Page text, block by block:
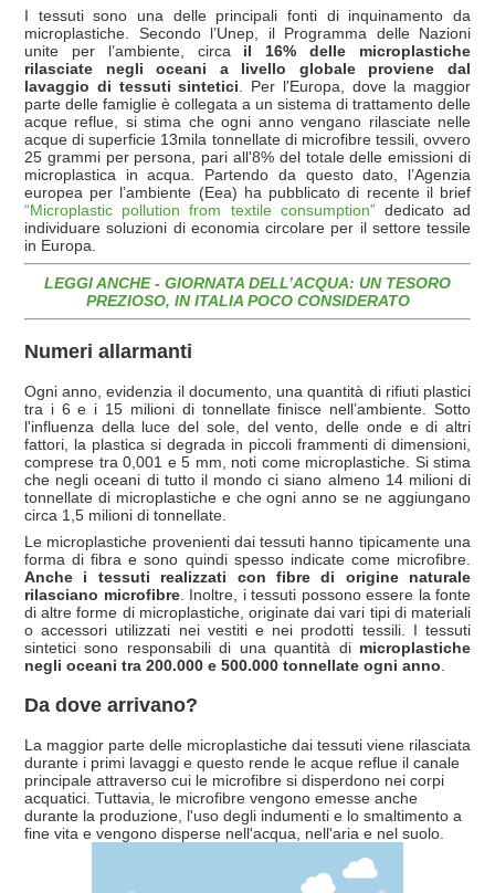
I tessuti sono una delle principali fonti di inquinamento da
microplastiche. Secondo l’Unep, il Programma delle Nazioni
unite per l’ambiente, circa il 16% delle microplastiche
rilasciate negli oceani a livello globale proviene dal
lavaggio di tessuti sintetici . Per l'Europa, dove la maggior
parte delle famiglie è collegata a un sistema di trattamento delle
acque reflue, si stima che ogni anno vengano rilasciate nelle
acque di superficie 13mila tonnellate di microfibre tessili, ovvero
25 grammi per persona, pari all'8% del totale delle emissioni di
microplastica in acqua. Partendo da questo dato, l’Agenzia
europea per l’ambiente (Eea) ha pubblicato di recente il brief
“Microplastic pollution from textile consumption”dedicato ad
individuare soluzioni di economia circolare per il settore tessile
in Europa.
LEGGI ANCHE - GIORNATA DELL’ACQUA: UN TESORO
PREZIOSO, IN ITALIA POCO CONSIDERATO
Numeri allarmanti
Ogni anno, evidenzia il documento, una quantità di rifiuti plastici
tra i 6 e i 15 milioni di tonnellate finisce nell’ambiente. Sotto
l'influenza della luce del sole, del vento, delle onde e di altri
fattori, la plastica si degrada in piccoli frammenti di dimensioni,
comprese tra 0,001 e 5 mm, noti come microplastiche. Si stima
che negli oceani di tutto il mondo ci siano almeno 14 milioni di
tonnellate di microplastiche e che ogni anno se ne aggiungano
circa 1,5 milioni di tonnellate.
Le microplastiche provenienti dai tessuti hanno tipicamente una
forma di fibra e sono quindi spesso indicate come microfibre.
Anche i tessuti realizzati con fibre di origine naturale
rilasciano microfibre. Inoltre, i tessuti possono essere la fonte
di altre forme di microplastiche, originate dai vari tipi di materiali
o accessori utilizzati nei vestiti e nei prodotti tessili. I tessuti
sintetici sono responsabili di una quantità dimicroplastiche
negli oceani tra 200.000 e 500.000 tonnellate ogni anno
Da dove arrivano?
La maggior parte delle microplastiche dai tessuti viene rilasciata
durante i primi lavaggi e questo rende le acque reflue il canale
principale attraverso cui le microfibre si disperdono nei corpi
acquatici. Tuttavia, le microfibre vengono emesse anche
durante la produzione, l'uso degli indumenti e lo smaltimento a
fine vita e vengono disperse nell'acqua, nell'aria e nel suolo.